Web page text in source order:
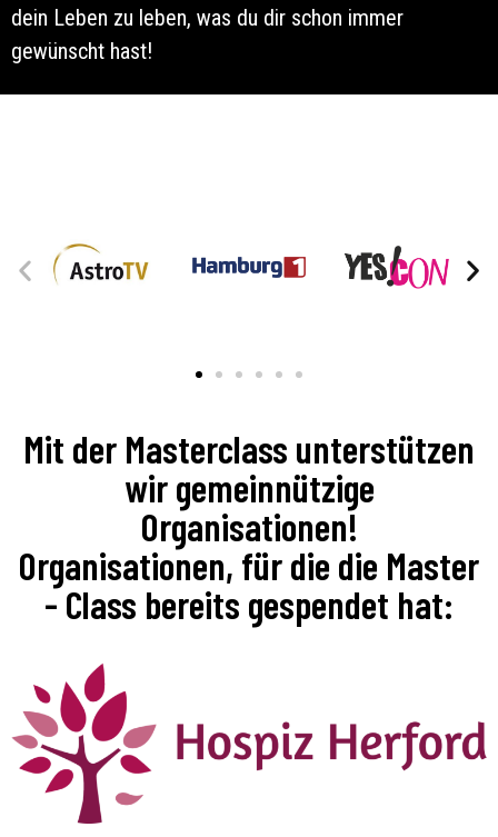
dein Leben zu leben, was du dir schon immer
gewünscht hast!
Mit der Masterclass unterstützen
wir gemeinnützige
Organisationen!
Organisationen, für die die Master
- Class bereits gespendet hat: